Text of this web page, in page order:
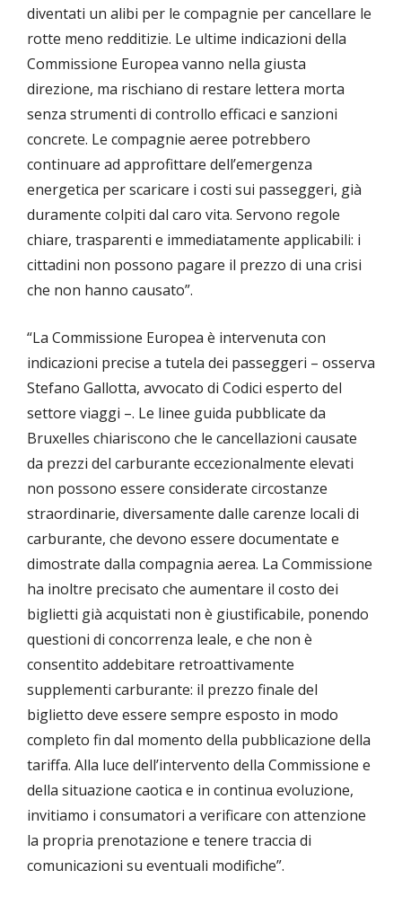
diventati un alibi per le compagnie per cancellare le
rotte meno redditizie. Le ultime indicazioni della
Commissione Europea vanno nella giusta
direzione, ma rischiano di restare lettera morta
senza strumenti di controllo efficaci e sanzioni
concrete. Le compagnie aeree potrebbero
continuare ad approfittare dell’emergenza
energetica per scaricare i costi sui passeggeri, già
duramente colpiti dal caro vita. Servono regole
chiare, trasparenti e immediatamente applicabili: i
cittadini non possono pagare il prezzo di una crisi
che non hanno causato”.
“La Commissione Europea è intervenuta con
indicazioni precise a tutela dei passeggeri – osserva
Stefano Gallotta, avvocato di Codici esperto del
settore viaggi –. Le linee guida pubblicate da
Bruxelles chiariscono che le cancellazioni causate
da prezzi del carburante eccezionalmente elevati
non possono essere considerate circostanze
straordinarie, diversamente dalle carenze locali di
carburante, che devono essere documentate e
dimostrate dalla compagnia aerea. La Commissione
ha inoltre precisato che aumentare il costo dei
biglietti già acquistati non è giustificabile, ponendo
questioni di concorrenza leale, e che non è
consentito addebitare retroattivamente
supplementi carburante: il prezzo finale del
biglietto deve essere sempre esposto in modo
completo fin dal momento della pubblicazione della
tariffa. Alla luce dell’intervento della Commissione e
della situazione caotica e in continua evoluzione,
invitiamo i consumatori a verificare con attenzione
la propria prenotazione e tenere traccia di
comunicazioni su eventuali modifiche”.